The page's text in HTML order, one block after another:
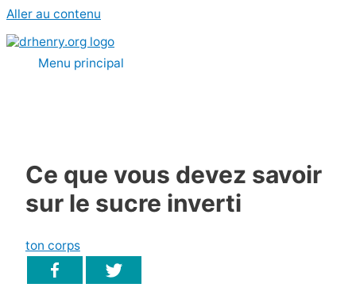
Aller au contenu
Menu principal
Ce que vous devez savoir
sur le sucre inverti
ton corps